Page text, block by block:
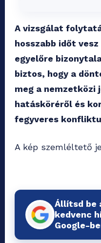
A vizsgálat
hosszabb időt
egyelőre
biztos, hogy a
meg a nemzetközi
hatásköréről és
fegyveres
A kép szemléltető
Állítsd be
kedvenc
Google-